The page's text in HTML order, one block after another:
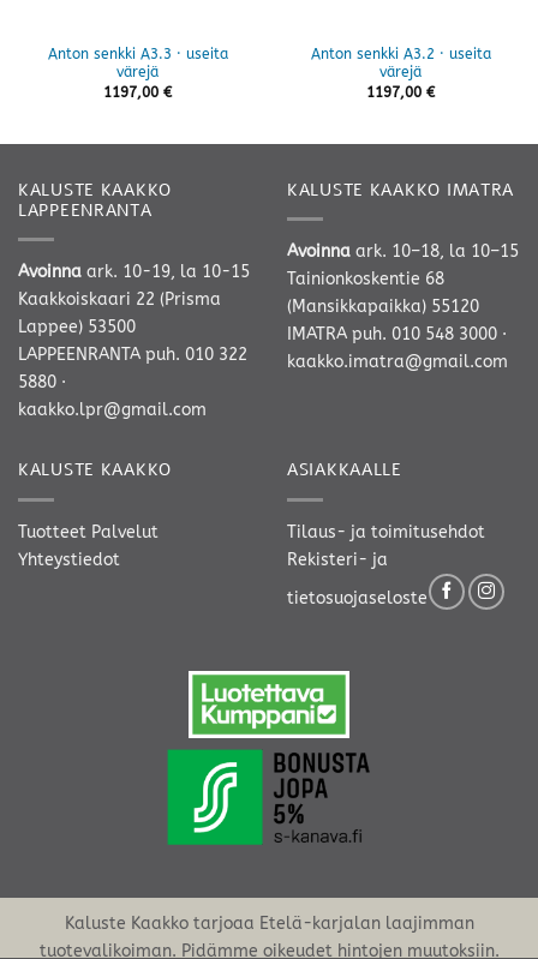
Anton senkki A3.3 · useita
värejä
1197,00 €
Anton senkki A3.2 · useita
värejä
1197,00 €
KALUSTE KAAKKO
LAPPEENRANTA
Avoinna ark. 10-19, la 10-15
Kaakkoiskaari 22 (Prisma
Lappee) 53500
LAPPEENRANTA puh. 010 322
5880 ·
kaakko.lpr@gmail.com
KALUSTE KAAKKO IMATRA
Avoinna ark. 10–18, la 10–15
Tainionkoskentie 68
(Mansikkapaikka) 55120
IMATRA puh. 010 548 3000 ·
kaakko.imatra@gmail.com
KALUSTE KAAKKO
Tuotteet Palvelut
Yhteystiedot
ASIAKKAALLE
Tilaus- ja toimitusehdot
Rekisteri- ja
tietosuojaseloste
Kaluste Kaakko tarjoaa Etelä-karjalan laajimman
tuotevalikoiman. Pidämme oikeudet hintojen muutoksiin.